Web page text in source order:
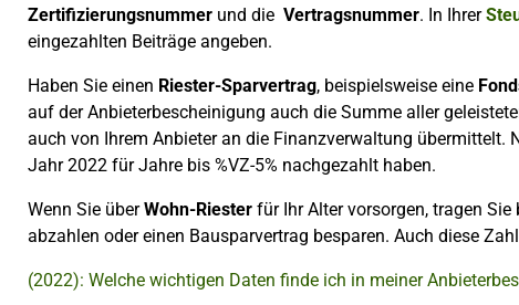
Zertifizierungsnummer und die Vertragsnummer. In Ihrer
eingezahlten Beiträge angeben.
Haben Sie einen Riester-Sparvertrag, beispielsweise eine
auf der Anbieterbescheinigung auch die Summe aller
auch von Ihrem Anbieter an die Finanzverwaltung übermittelt.
Jahr 2022 für Jahre bis %VZ-5% nachgezahlt haben.
Wenn Sie überWohn-Riester für Ihr Alter vorsorgen, tragen Sie
abzahlen oder einen Bausparvertrag besparen. Auch diese
(2022): Welche wichtigen Daten finde ich in meiner